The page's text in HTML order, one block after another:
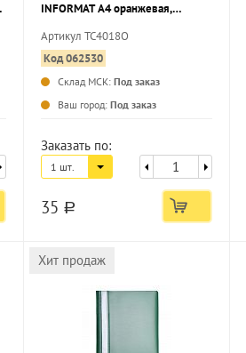
INFORMAT А4 оранжевая,
маркировки
Артикул TC4018O
Код 062530
Склад МСК: Под заказ
Ваш город: Под заказ
Заказать по:
1 шт.
35 a
Хит продаж